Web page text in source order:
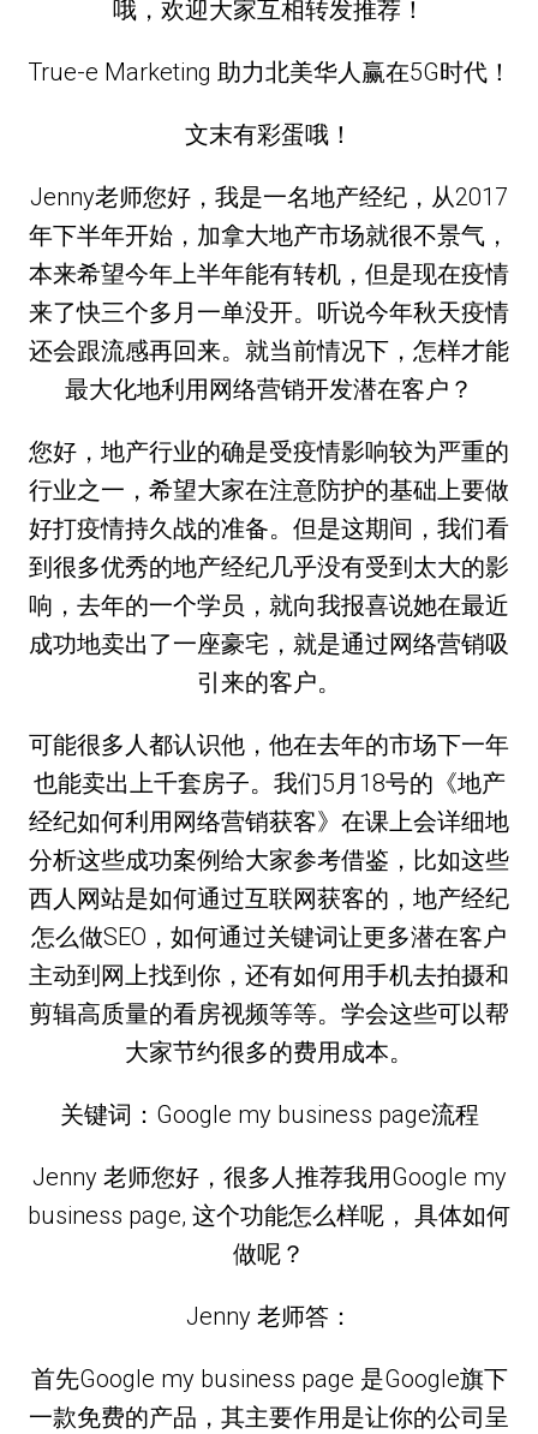
哦，欢迎大家互相转发推荐！
True-e Marketing 助力北美华人赢在5G时代！
文末有彩蛋哦！
Jenny老师您好，我是一名地产经纪，从2017
年下半年开始，加拿大地产市场就很不景气，
本来希望今年上半年能有转机，但是现在疫情
来了快三个多月一单没开。听说今年秋天疫情
还会跟流感再回来。就当前情况下，怎样才能
最大化地利用网络营销开发潜在客户？
您好，地产行业的确是受疫情影响较为严重的
行业之一，希望大家在注意防护的基础上要做
好打疫情持久战的准备。但是这期间，我们看
到很多优秀的地产经纪几乎没有受到太大的影
响，去年的一个学员，就向我报喜说她在最近
成功地卖出了一座豪宅，就是通过网络营销吸
引来的客户。
可能很多人都认识他，他在去年的市场下一年
也能卖出上千套房子。我们5月18号的《地产
经纪如何利用网络营销获客》在课上会详细地
分析这些成功案例给大家参考借鉴，比如这些
西人网站是如何通过互联网获客的，地产经纪
怎么做SEO，如何通过关键词让更多潜在客户
主动到网上找到你，还有如何用手机去拍摄和
剪辑高质量的看房视频等等。学会这些可以帮
大家节约很多的费用成本。
关键词：Google my business page流程
Jenny 老师您好，很多人推荐我用Google my
business page, 这个功能怎么样呢， 具体如何
做呢？
Jenny 老师答：
首先Google my business page 是Google旗下
一款免费的产品，其主要作用是让你的公司呈